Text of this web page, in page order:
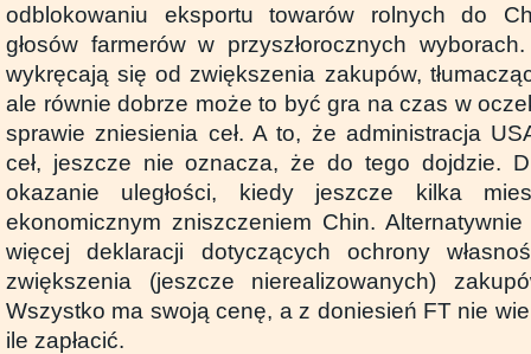
odblokowaniu eksportu towarów rolnych do
głosów farmerów w przyszłorocznych
wykręcają się od zwiększenia zakupów,
ale równie dobrze może to być gra na czas w
sprawie zniesienia ceł. A to, że administracja
ceł, jeszcze nie oznacza, że do tego dojdzie.
okazanie uległości, kiedy jeszcze kilka
ekonomicznym zniszczeniem Chin.
więcej deklaracji dotyczących ochrony
zwiększenia (jeszcze nierealizowanych)
Wszystko ma swoją cenę, a z doniesień FT nie
ile zapłacić.